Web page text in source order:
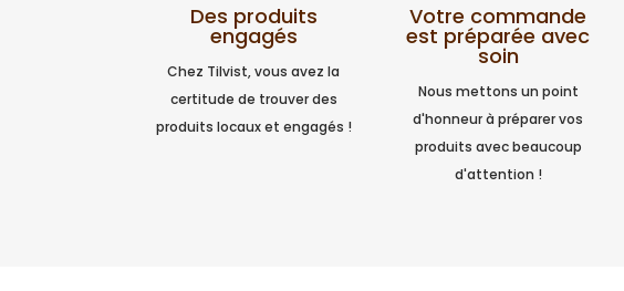
Des produits
engagés
Chez Tilvist, vous avez la
certitude de trouver des
produits locaux et engagés !
Votre commande
est préparée avec
soin
Nous mettons un point
d'honneur à préparer vos
produits avec beaucoup
d'attention !